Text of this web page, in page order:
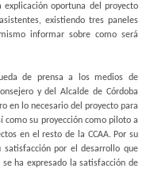
oportuna del proyecto
existiendo tres paneles
informar sobre como será
de prensa a los medios de
y del Alcalde de Córdoba
en lo necesario del proyecto para
como su proyección como piloto a
en el resto de la CCAA. Por su
por el desarrollo que
ha expresado la satisfacción de